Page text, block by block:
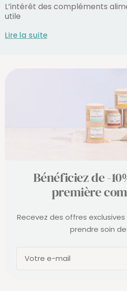
L’intérêt des compléments
utile
Lire la suite
Bénéficiez de -
première
Recevez des offres
prendre soin
Votre e-mail